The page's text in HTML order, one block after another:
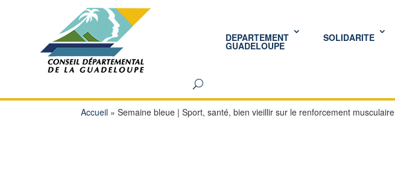
DEPARTEMENT
GUADELOUPE
SOLIDARITE
Accueil »Semaine bleue | Sport, santé, bien vieillir sur le renforcement musculaire